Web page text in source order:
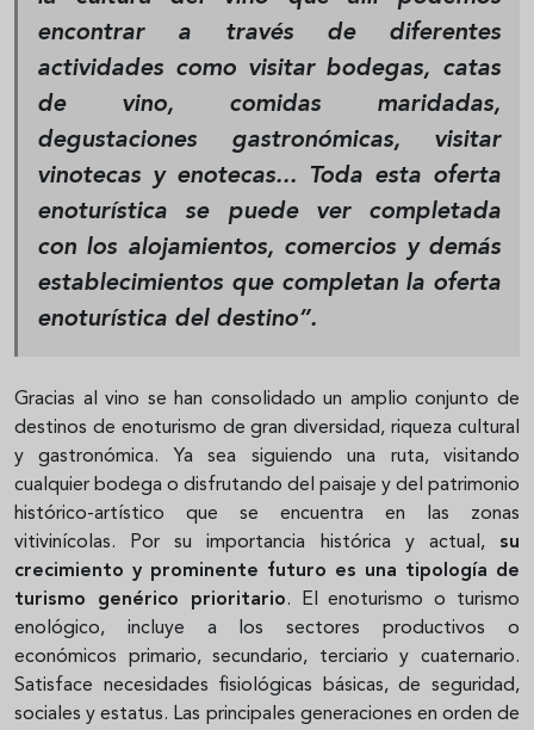
encontrar a través de diferentes
actividades como visitar bodegas, catas
de vino, comidas maridadas,
degustaciones gastronómicas, visitar
vinotecas y enotecas... Toda esta oferta
enoturística se puede ver completada
con los alojamientos, comercios y demás
establecimientos que completan la oferta
enoturística del destino”.
Gracias al vino se han consolidado un amplio conjunto de
destinos de enoturismo de gran diversidad, riqueza cultural
y gastronómica. Ya sea siguiendo una ruta, visitando
cualquier bodega o disfrutando del paisaje y del patrimonio
histórico-artístico que se encuentra en las zonas
vitivinícolas. Por su importancia histórica y actual, su
crecimiento y prominente futuro es una tipología de
turismo genérico prioritario. El enoturismo o turismo
enológico, incluye a los sectores productivos o
económicos primario, secundario, terciario y cuaternario.
Satisface necesidades fisiológicas básicas, de seguridad,
sociales y estatus. Las principales generaciones en orden de